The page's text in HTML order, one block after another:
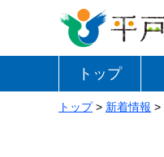
トップ
トップ> 新着情報 >